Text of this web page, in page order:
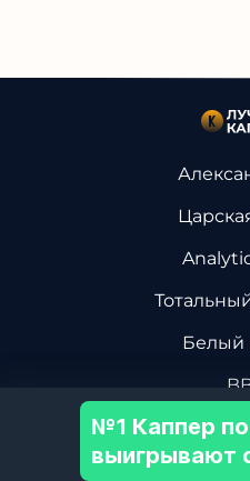
Белый
Василий
Дмитрий
№1 Каппер
выигрывают